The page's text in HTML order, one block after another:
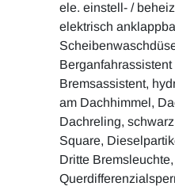
ele. einstell- /
elektrisch
Bremsassistent,
am Dachhimmel,
Dachreling,
Square,
Dritte